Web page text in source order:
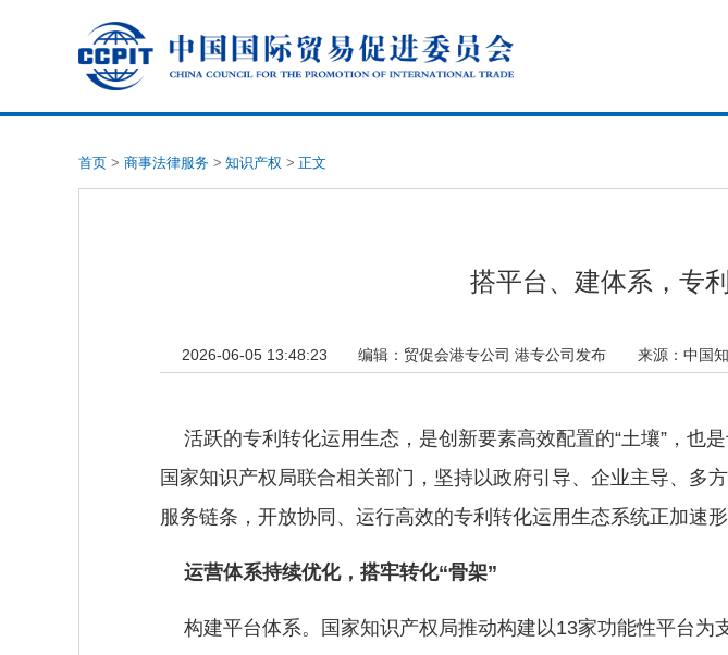
首页 > 商事法律服务 > 知识产权 > 正文
搭平台、建体系，专
2026-06-05 13:48:23 编辑： 贸促会港专公司 港专公司发布 来源： 中国
活跃的专利转化运用生态，是创新要素高效配置的“土壤”，也
国家知识产权局联合相关部门，坚持以政府引导、企业主导、多
服务链条，开放协同、运行高效的专利转化运用生态系统正加速形
运营体系持续优化，搭牢转化“骨架”
构建平台体系。国家知识产权局推动构建以13家功能性平台